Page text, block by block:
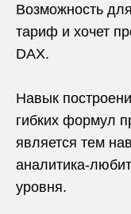
Возможность
тариф и хочет
DAX.
Навык
гибких формул
является тем
аналитика-
уровня.